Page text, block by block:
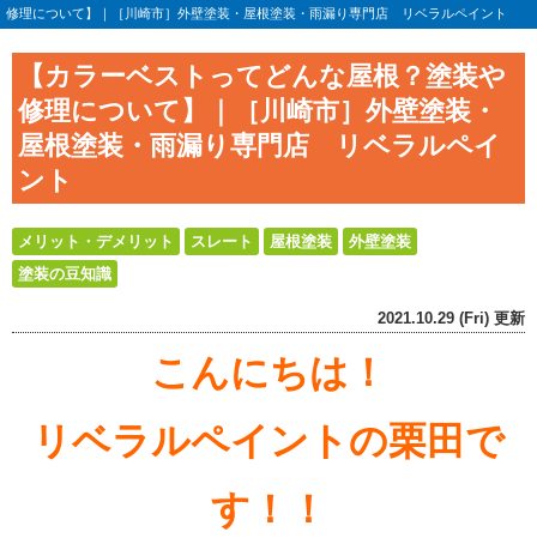
修理について】｜［川崎市］外壁塗装・屋根塗装・雨漏り専門店 リベラルペイント
【カラーベストってどんな屋根？塗装や
修理について】｜［川崎市］外壁塗装・
屋根塗装・雨漏り専門店 リベラルペイ
ント
メリット・デメリット スレート 屋根塗装
外壁塗装
塗装の豆知識
2021.10.29 (Fri) 更新
こんにちは！
リベラルペイントの栗田で
す！！